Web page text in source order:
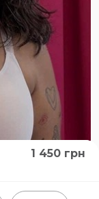
1 450 грн